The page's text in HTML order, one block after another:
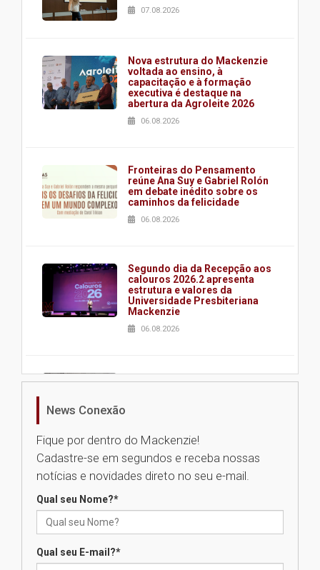
07.08.2026
Nova estrutura do Mackenzie
voltada ao ensino, à
capacitação e à formação
executiva é destaque na
abertura da Agroleite 2026
06.08.2026
Fronteiras do Pensamento
reúne Ana Suy e Gabriel Rolón
em debate inédito sobre os
caminhos da felicidade
06.08.2026
Segundo dia da Recepção aos
calouros 2026.2 apresenta
estrutura e valores da
Universidade Presbiteriana
Mackenzie
06.08.2026
Nova apresentação do Centro
Universidade Mackenzie
realizará nova edição da Feira
das novas tecnologias em
News Conexão
Fique por dentro do Mackenzie!
Cadastre-se em segundos e receba nossas
notícias e novidades direto no seu e-mail.
Qual seu Nome?*
Qual seu E-mail?*